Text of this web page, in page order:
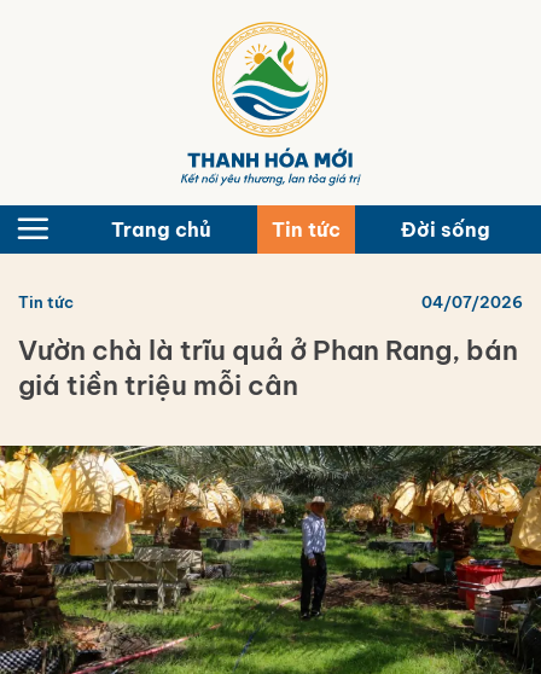
Trang chủ Tin tức Đời sống
Tin tức 04/07/2026
Vườn chà là trĩu quả ở Phan Rang, bán
giá tiền triệu mỗi cân